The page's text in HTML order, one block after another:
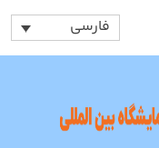
فارسی